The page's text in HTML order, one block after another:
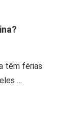
têm férias
…